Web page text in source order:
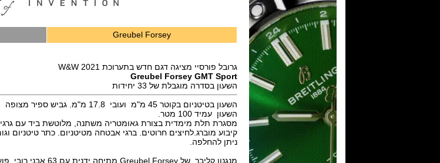
Greubel Forsey
גרובל פורסיי מציגה דגם חדש בתערוכת W&W 2021
Greubel Forsey GMT Sport
השעון בסדרה מוגבלת של 33 יחידות
השעון בטיטניום בקוטר 45 מ"מ ועובי 17.8 מ"מ. גביש ספיר מצופה מעוקל, תצוגת ספיר בגב השעון .
השעון עמיד 100 מטר.
מסגרת תלת מימדית בצורת גאומטריה משתנה, מלוטשת ביד עם
ניתן להחלפה.